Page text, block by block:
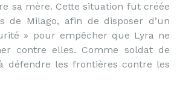
sa mère. Cette situation fut créée
de Milago, afin de disposer d’un
» pour empêcher que Lyra ne
contre elles. Comme soldat de
défendre les frontières contre les